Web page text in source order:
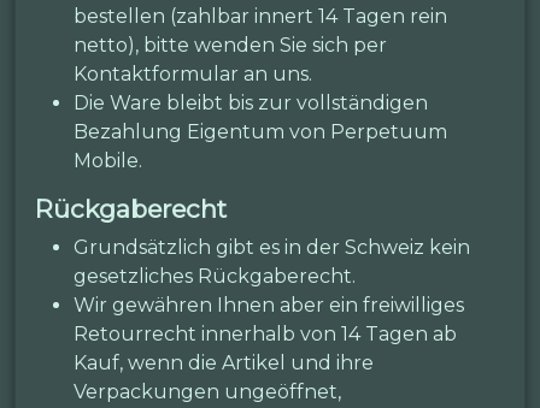
bestellen (zahlbar innert 14 Tagen rein
netto), bitte wenden Sie sich per
Kontaktformular an uns.
Die Ware bleibt bis zur vollständigen
Bezahlung Eigentum von Perpetuum
Mobile.
Rückgaberecht
Grundsätzlich gibt es in der Schweiz kein
gesetzliches Rückgaberecht.
Wir gewähren Ihnen aber ein freiwilliges
Retourrecht innerhalb von 14 Tagen ab
Kauf, wenn die Artikel und ihre
Verpackungen ungeöffnet,